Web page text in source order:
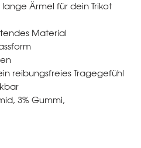
Ärmel für dein Trikot
Material
reibungsfreies Tragegefühl
3% Gummi,